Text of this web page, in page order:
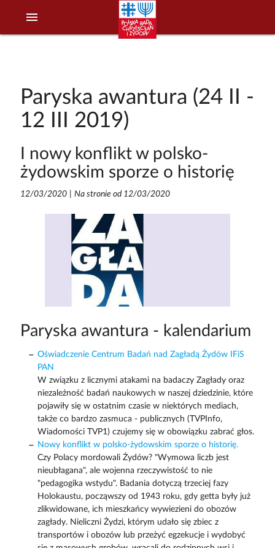
menu
Paryska awantura (24 II -
12 III 2019)
I nowy konflikt w polsko-
żydowskim sporze o historię
12/03/2020| Na stronie od 12/03/2020
Paryska awantura - kalendarium
Oświadczenie Centrum Badań nad Zagładą Żydów IFiS
PAN
W związku z licznymi atakami na badaczy Zagłady oraz
niezależność badań naukowych w naszej dziedzinie, które
pojawiły się w ostatnim czasie w niektórych mediach,
także co bardzo zasmuca - publicznych (TVPInfo,
Wiadomości TVP1) czujemy się w obowiązku zabrać głos.
Nowy konflikt w polsko-żydowskim sporze o historię.
Czy Polacy mordowali Żydów? "Wymowa liczb jest
nieubłagana", ale wojenna rzeczywistość to nie
"pedagogika wstydu". Badania dotyczą trzeciej fazy
Holokaustu, począwszy od 1943 roku, gdy getta były już
zlikwidowane, ich mieszkańcy wywiezieni do obozów
zagłady. Nieliczni Żydzi, którym udało się zbiec z
transportów i obozów lub przeżyć egzekucje i wydobyć